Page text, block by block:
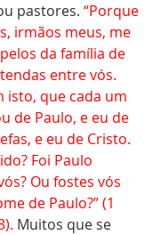
pastores. “Porque
irmãos meus, me
da família de
entre vós.
isto, que cada um
de Paulo, e eu de
e eu de Cristo.
Foi Paulo
Ou fostes vós
de Paulo?” (1
Muitos que se